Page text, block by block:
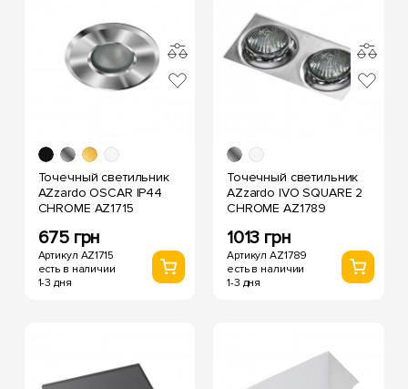
Точечный светильник
AZzardo OSCAR IP44
CHROME AZ1715
675 грн
Артикул AZ1715
есть в наличии
1-3 дня
Точечный светильник
AZzardo IVO SQUARE 2
CHROME AZ1789
1013 грн
Артикул AZ1789
есть в наличии
1-3 дня